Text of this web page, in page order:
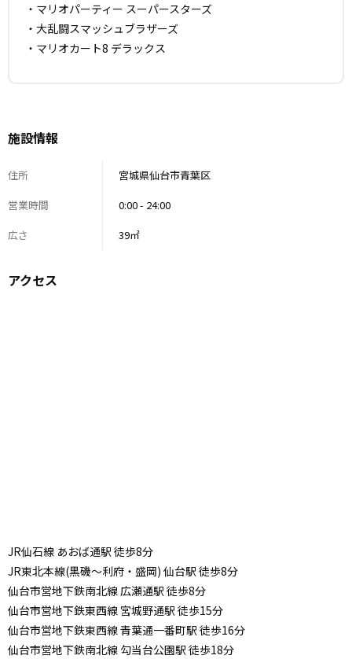
・マリオパーティー スーパースターズ
・大乱闘スマッシュブラザーズ
・マリオカート8 デラックス
施設情報
住所
宮城県仙台市青葉区
営業時間
0:00 - 24:00
広さ
39㎡
アクセス
JR仙石線 あおば通駅 徒歩8分
JR東北本線(黒磯～利府・盛岡) 仙台駅 徒歩8分
仙台市営地下鉄南北線 広瀬通駅 徒歩8分
仙台市営地下鉄東西線 宮城野通駅 徒歩15分
仙台市営地下鉄東西線 青葉通一番町駅 徒歩16分
仙台市営地下鉄南北線 勾当台公園駅 徒歩18分